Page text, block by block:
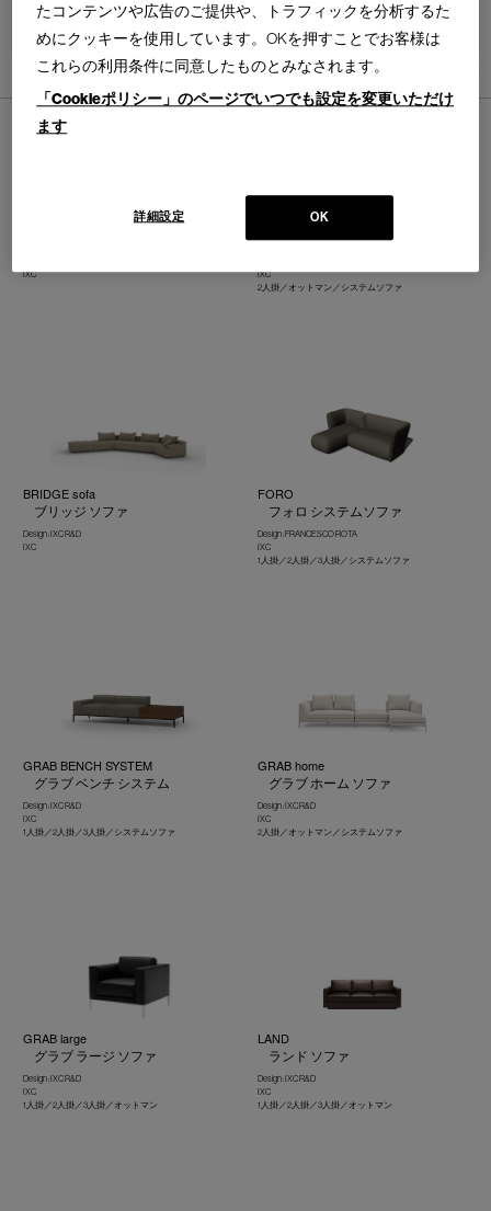
並べ替え：
件あります
IXC
バード システムソファ
IXC
2人掛／オットマン／システムソファ
BRIDGE sofa
ブリッジ ソファ
Design : IXC R&D
IXC
FORO
フォロ システムソファ
Design : FRANCESCO ROTA
IXC
1人掛／2人掛／3人掛／システムソファ
GRAB BENCH SYSTEM
グラブ ベンチ システム
Design : IXC R&D
IXC
1人掛／2人掛／3人掛／システムソファ
GRAB home
グラブ ホーム ソファ
Design : IXC R&D
IXC
2人掛／オットマン／システムソファ
GRAB large
グラブ ラージ ソファ
Design : IXC R&D
IXC
1人掛／2人掛／3人掛／オットマン
LAND
ランド ソファ
Design : IXC R&D
IXC
1人掛／2人掛／3人掛／オットマン
たコンテンツや広告のご提供や、トラフィックを分析するた
めにクッキーを使用しています。OKを押すことでお客様は
これらの利用条件に同意したものとみなされます。
「Cookieポリシー」のページでいつでも設定を変更いただけ
ます
OK
詳細設定